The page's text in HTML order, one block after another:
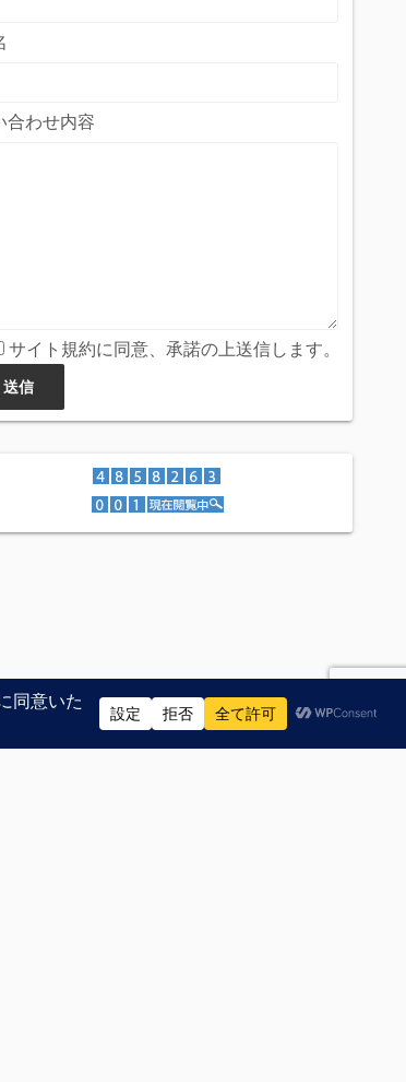
合わせ内容
サイト規約に同意、承諾の上送信します。